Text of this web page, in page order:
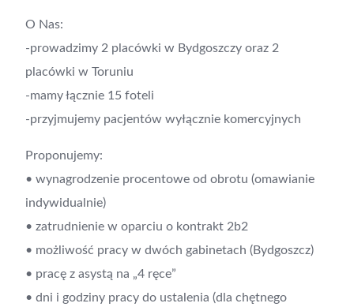
O Nas:
-prowadzimy 2 placówki w Bydgoszczy oraz 2
placówki w Toruniu
-mamy łącznie 15 foteli
-przyjmujemy pacjentów wyłącznie komercyjnych
Proponujemy:
• wynagrodzenie procentowe od obrotu (omawianie
indywidualnie)
• zatrudnienie w oparciu o kontrakt 2b2
• możliwość pracy w dwóch gabinetach (Bydgoszcz)
• pracę z asystą na „4 ręce”
• dni i godziny pracy do ustalenia (dla chętnego